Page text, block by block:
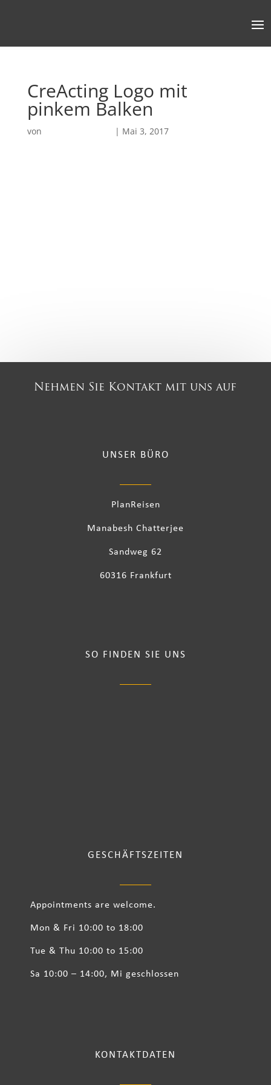
CreActing Logo mit
pinkem Balken
von | Mai 3, 2017
Nehmen Sie Kontakt mit uns auf
UNSER BÜRO
PlanReisen
Manabesh Chatterjee
Sandweg 62
60316 Frankfurt
SO FINDEN SIE UNS
GESCHÄFTSZEITEN
Appointments are welcome.
Mon & Fri 10:00 to 18:00
Tue & Thu 10:00 to 15:00
Sa 10:00 – 14:00, Mi geschlossen
KONTAKTDATEN